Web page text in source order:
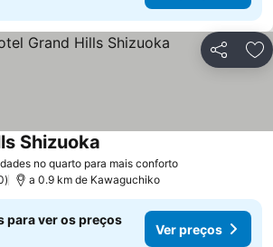
Partilhar
no quarto para mais conforto
Shizuoka
a 0.9 km de Kawaguchiko
para ver os preços
Ver preços